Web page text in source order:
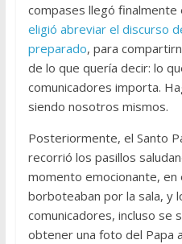
compases llegó finalmente
eligió abreviar el discurso
preparado, para
de lo que quería decir: lo
comunicadores importa.
siendo nosotros mismos.
Posteriormente, el Santo
recorrió los pasillos
momento emocionante, en
borboteaban por la sala, y
comunicadores, incluso se
obtener una foto del Papa